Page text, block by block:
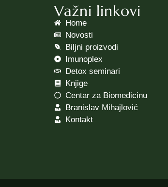
Važni linkovi
Home
Novosti
Biljni proizvodi
Imunoplex
Detox seminari
Knjige
Centar za Biomedicinu
Branislav Mihajlović
Kontakt